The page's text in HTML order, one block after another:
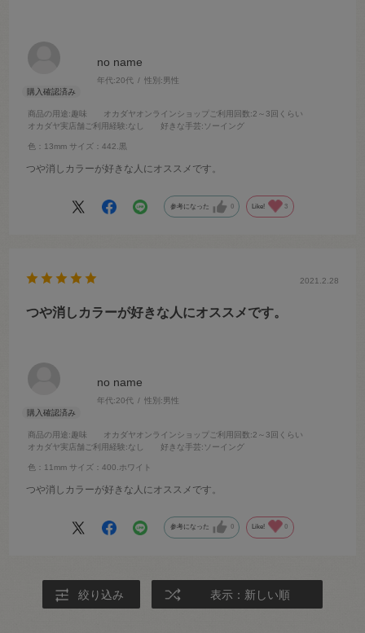
no name
年代:20代 性別:男性
商品の用途:趣味 オカダヤオンラインショップご利用回数:2～3回くらい
オカダヤ実店舗ご利用経験:なし 好きな手芸:ソーイング
色：13mm サイズ：442.黒
つや消しカラーが好きな人にオススメです。
参考になった 0 Like! 3
no name
年代:20代 性別:男性
商品の用途:趣味 オカダヤオンラインショップご利用回数:2～3回くらい
オカダヤ実店舗ご利用経験:なし 好きな手芸:ソーイング
色：11mm サイズ：400.ホワイト
2021.2.28
つや消しカラーが好きな人にオススメです。
つや消しカラーが好きな人にオススメです。
参考になった 0 Like! 0
絞り込み 表示：新しい順